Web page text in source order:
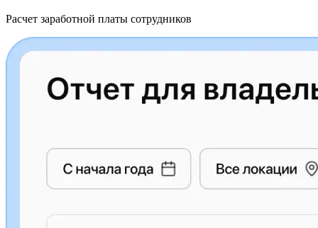
Расчет заработной платы сотрудников